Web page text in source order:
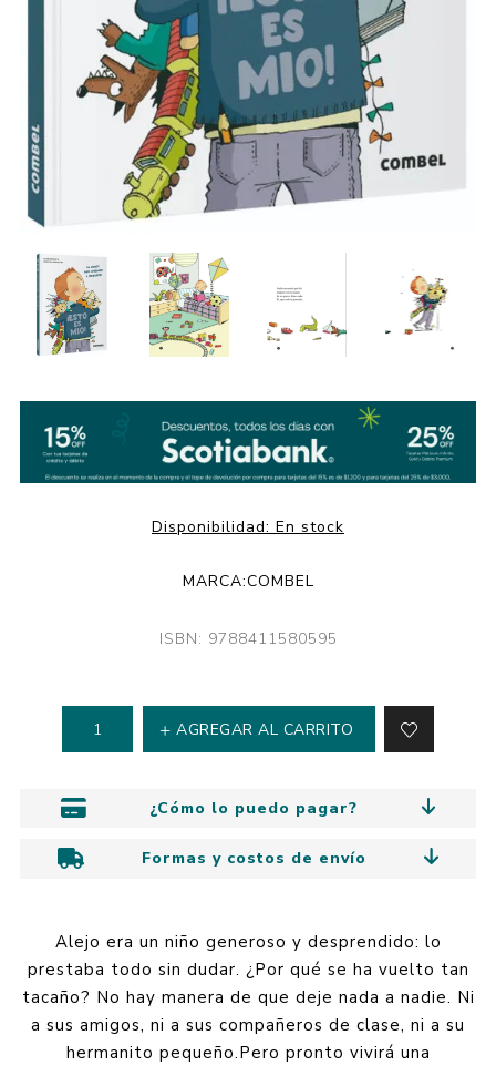
Disponibilidad: En stock
MARCA:COMBEL
ISBN: 9788411580595
AGREGAR AL CARRITO
¿Cómo lo puedo pagar?
Formas y costos de envío
Alejo era un niño generoso y desprendido: lo
prestaba todo sin dudar. ¿Por qué se ha vuelto tan
tacaño? No hay manera de que deje nada a nadie. Ni
a sus amigos, ni a sus compañeros de clase, ni a su
hermanito pequeño.Pero pronto vivirá una